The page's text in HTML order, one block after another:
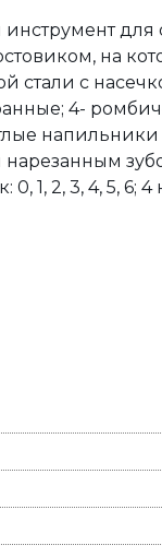
для
на
стали с
4-
нарезанным
1, 2, 3, 4, 5, 6;